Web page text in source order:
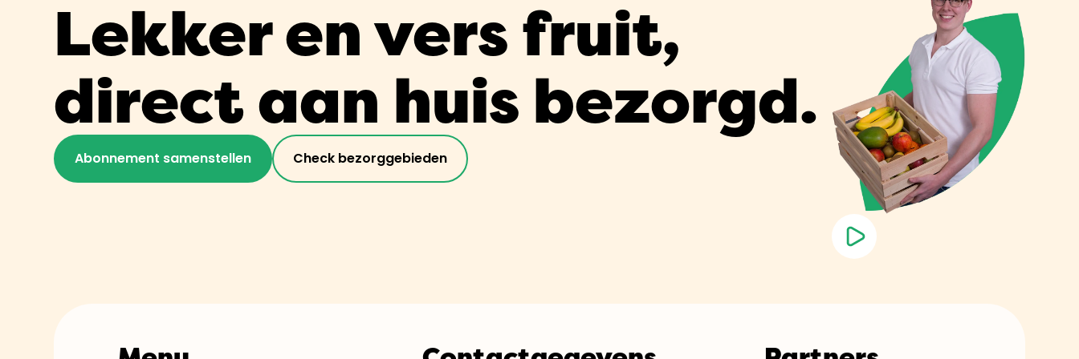
Lekker en vers fruit,
direct aan huis bezorgd.
Abonnement samenstellen Check bezorggebieden